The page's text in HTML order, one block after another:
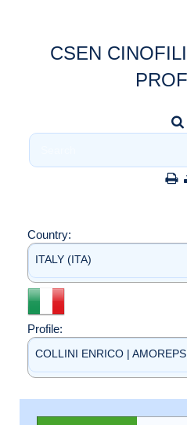
CSEN
Country:
ITALY (ITA)
Profile:
COLLINI ENRICO |